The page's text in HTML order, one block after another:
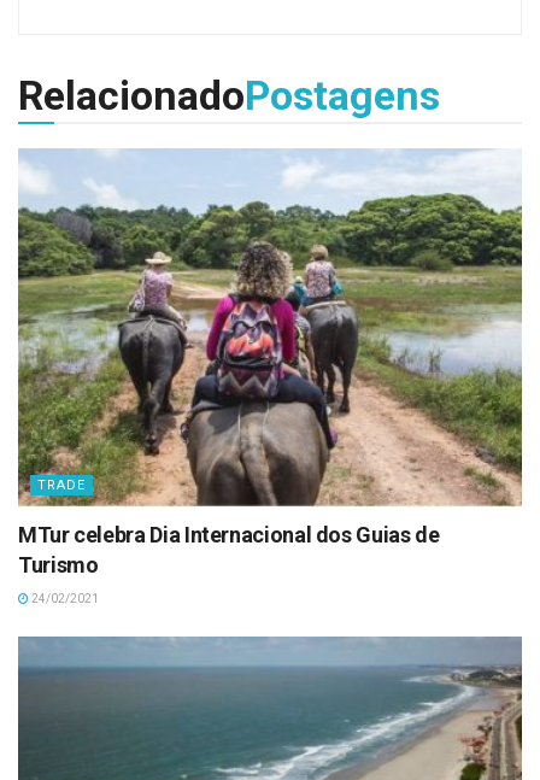
RelacionadoPostagens
TRADE
MTur celebra Dia Internacional dos Guias de
Turismo
24/02/2021